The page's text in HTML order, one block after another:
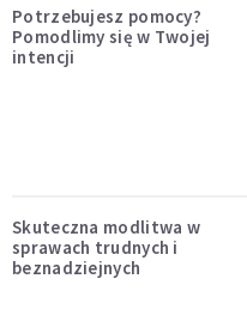
Potrzebujesz pomocy?
Pomodlimy się w Twojej
intencji
Skuteczna modlitwa w
sprawach trudnych i
beznadziejnych